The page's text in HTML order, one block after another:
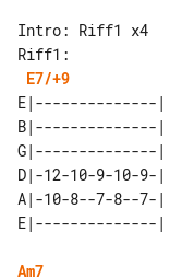
Riff1:
E7/+9
E|--------------|
B|--------------|
G|--------------|
D|-12-10-9-10-9-|
A|-10-8--7-8--7-|
Am7